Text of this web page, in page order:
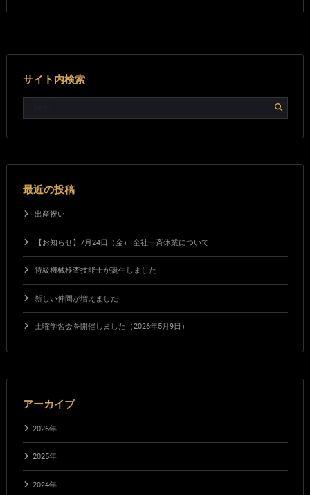
サイト内検索
最近の投稿
出産祝い
【お知らせ】7月24日（金） 全社一斉休業について
特級機械検査技能士が誕生しました
新しい仲間が増えました
土曜学習会を開催しました（2026年5月9日）
アーカイブ
2026年
2025年
2024年